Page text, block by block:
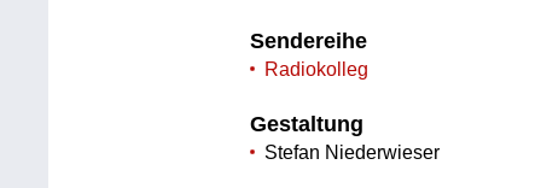
Sendereihe
Radiokolleg
Gestaltung
Stefan Niederwieser